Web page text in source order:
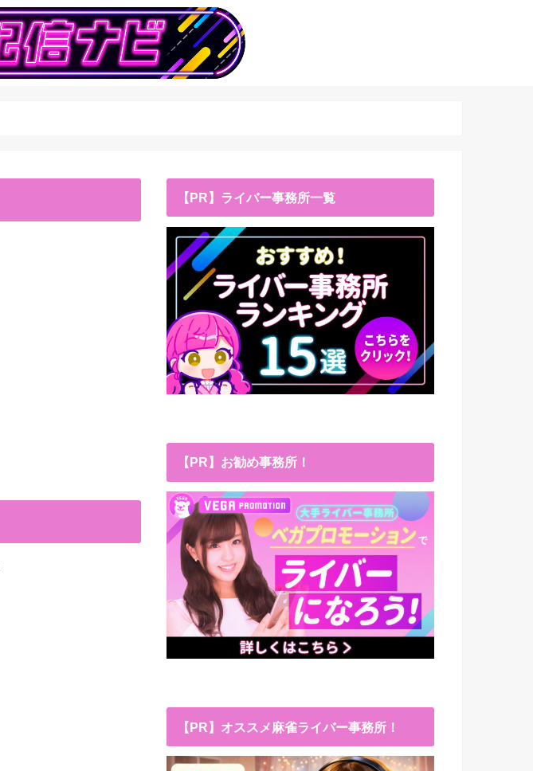
【PR】ライバー事務所一覧
【PR】お勧め事務所！
【PR】オススメ麻雀ライバー事務所！